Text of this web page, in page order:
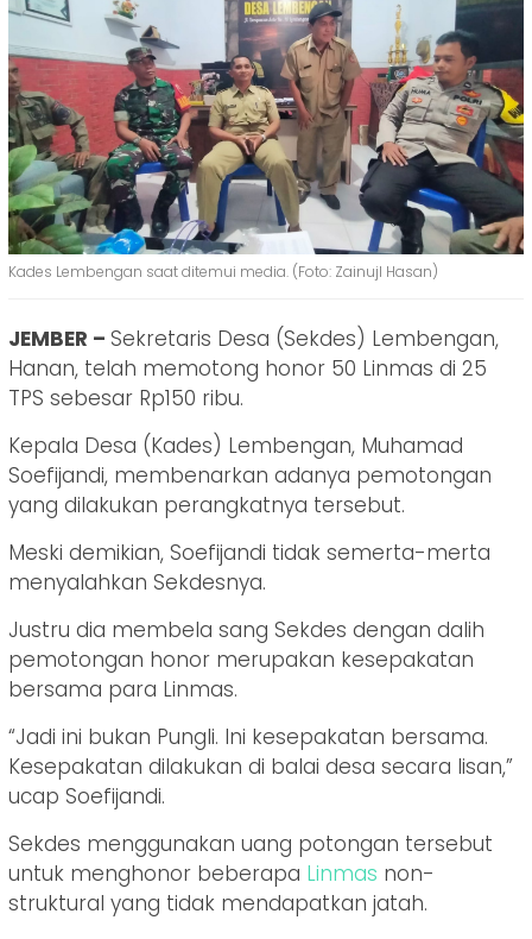
Kades Lembengan saat ditemui media. (Foto: Zainujl Hasan)
JEMBER – Sekretaris Desa (Sekdes) Lembengan,
Hanan, telah memotong honor 50 Linmas di 25
TPS sebesar Rp150 ribu.
Kepala Desa (Kades) Lembengan, Muhamad
Soefijandi, membenarkan adanya pemotongan
yang dilakukan perangkatnya tersebut.
Meski demikian, Soefijandi tidak semerta-merta
menyalahkan Sekdesnya.
Justru dia membela sang Sekdes dengan dalih
pemotongan honor merupakan kesepakatan
bersama para Linmas.
“Jadi ini bukan Pungli. Ini kesepakatan bersama.
Kesepakatan dilakukan di balai desa secara lisan,”
ucap Soefijandi.
Sekdes menggunakan uang potongan tersebut
untuk menghonor beberapa Linmas non-
struktural yang tidak mendapatkan jatah.